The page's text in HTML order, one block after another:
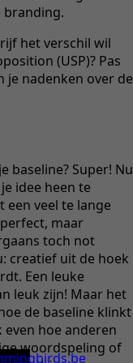
branding.
het verschil wil
(USP)? Pas
je nadenken over de
baseline? Super! Nu
idee heen te
een veel te lange
maar
toch not
creatief uit de hoek
Een leuke
leuk zijn! Maar het
de baseline klinkt
hoe anderen
woordspeling of